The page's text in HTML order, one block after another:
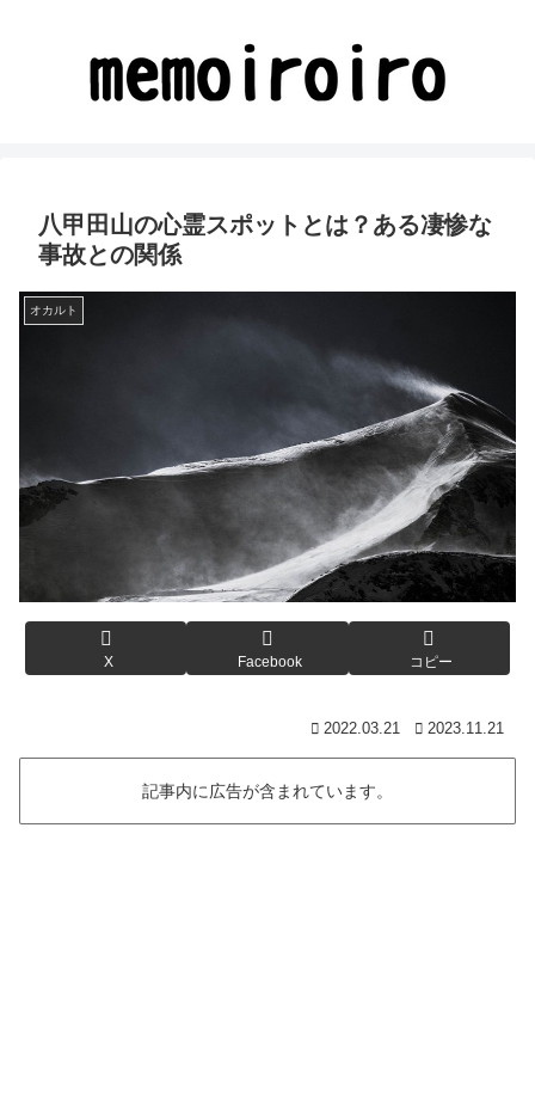
八甲田山の心霊スポットとは？ある凄惨な
事故との関係
オカルト
X Facebook コピー
2022.03.21 2023.11.21
記事内に広告が含まれています。